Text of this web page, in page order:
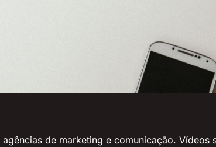
de marketing e comunicação. Vídeos